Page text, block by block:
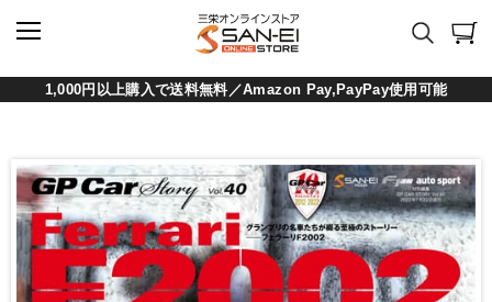
1,000円以上購入で送料無料／Amazon Pay,PayPay使用可能